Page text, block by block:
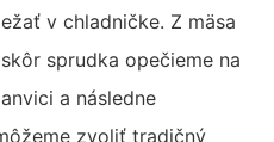
v chladničke. Z mäsa
sprudka opečieme na
a následne
zvoliť tradičný